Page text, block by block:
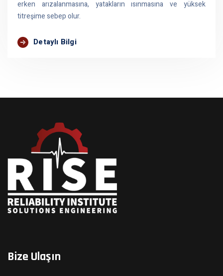
erken arızalanmasına, yatakların ısınmasına ve yüksek
titreşime sebep olur.
Detaylı Bilgi
Bize Ulaşın